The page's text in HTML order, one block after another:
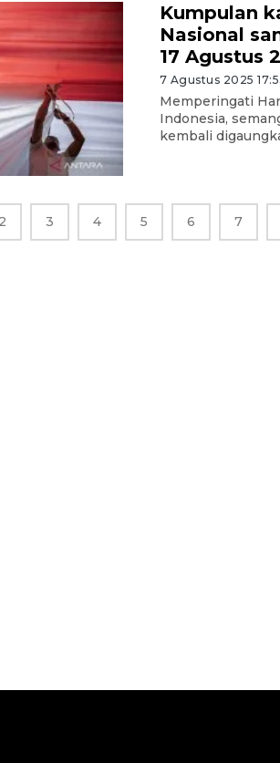
Kumpulan
Nasional
17 Agustus
7 Agustus 2025
Memperingati
Indonesia,
kembali
2 3 4 5 6 7